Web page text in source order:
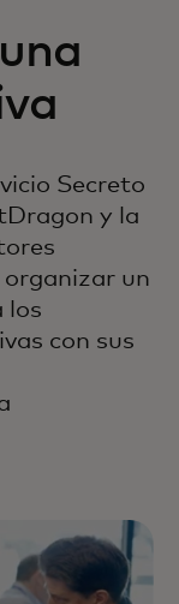
Secreto
y la
un
los
con sus